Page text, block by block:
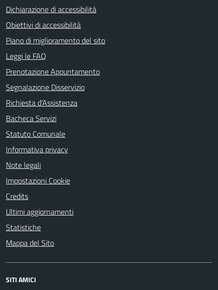
Dichiarazione di accessibilità
Obiettivi di accessibilità
Piano di miglioramento del sito
Leggi le FAQ
Prenotazione Appuntamento
Segnalazione Disservizio
Richiesta d'Assistenza
Bacheca Servizi
Statuto Comunale
Informativa privacy
Note legali
Impostazioni Cookie
Credits
Ultimi aggiornamenti
Statistiche
Mappa del Sito
SITI AMICI